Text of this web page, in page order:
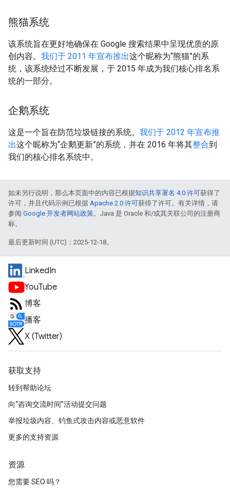
熊猫系统
该系统旨在更好地确保在 Google 搜索结果中呈现优质的原
创内容。 我们于 2011 年宣布推出这个昵称为“熊猫”的系
统，该系统经过不断发展，于 2015 年成为我们核心排名系
统的一部分。
企鹅系统
这是一个旨在防范垃圾链接的系统。 我们于 2012 年宣布推
出这个昵称为“企鹅更新”的系统，并在 2016 年将其整合到
我们的核心排名系统中。
如未另行说明，那么本页面中的内容已根据知识共享署名 4.0 许可获得了
许可，并且代码示例已根据 Apache 2.0 许可获得了许可。有关详情，请
参阅 Google 开发者网站政策。Java 是 Oracle 和/或其关联公司的注册商
标。
最后更新时间 (UTC)：2025-12-18。
LinkedIn
YouTube
博客
播客
X (Twitter)
获取支持
转到帮助论坛
向“咨询交流时间”活动提交问题
举报垃圾内容、钓鱼式攻击内容或恶意软件
更多的支持资源
资源
您需要 SEO 吗？